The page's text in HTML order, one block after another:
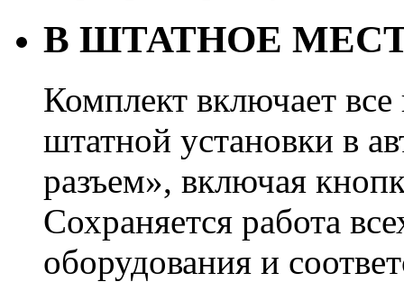
В ШТАТНОЕ
Комплект включает
штатной установки в
разъем», включая
Сохраняется работа
оборудования и